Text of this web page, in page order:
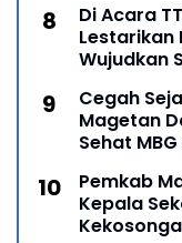
Di Acara
Lestarikan
Wujudkan
Cegah
Magetan
Sehat
Pemkab
Kepala